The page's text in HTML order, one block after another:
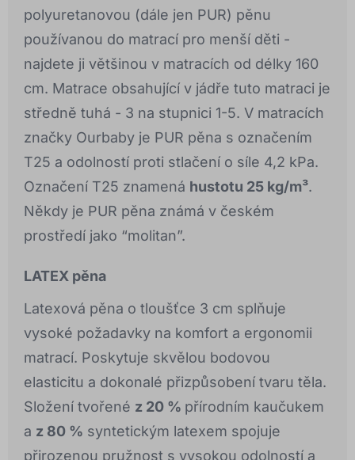
polyuretanovou (dále jen PUR) pěnu
používanou do matrací pro menší děti -
najdete ji většinou v matracích od délky 160
cm. Matrace obsahující v jádře tuto matraci je
středně tuhá - 3 na stupnici 1-5. V matracích
značky Ourbaby je PUR pěna s označením
T25 a odolností proti stlačení o síle 4,2 kPa.
Označení T25 znamená hustotu 25 kg/m³.
Někdy je PUR pěna známá v českém
prostředí jako “molitan”.
LATEX pěna
Latexová pěna o tloušťce 3 cm splňuje
vysoké požadavky na komfort a ergonomii
matrací. Poskytuje skvělou bodovou
elasticitu a dokonalé přizpůsobení tvaru těla.
Složení tvořené z 20 % přírodním kaučukem
a z 80 % syntetickým latexem spojuje
přirozenou pružnost s vysokou odolností a